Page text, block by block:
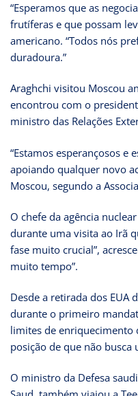
“Esperamos que as
frutíferas e que possam
americano. “Todos nós
duradoura.”
Araghchi visitou Moscou
encontrou com o
ministro das Relações
“Estamos esperançosos e
apoiando qualquer novo
Moscou, segundo a
O chefe da agência
durante uma visita ao Irã
fase muito crucial”,
muito tempo”.
Desde a retirada dos EUA
durante o primeiro
limites de enriquecimento
posição de que não busca
O ministro da Defesa